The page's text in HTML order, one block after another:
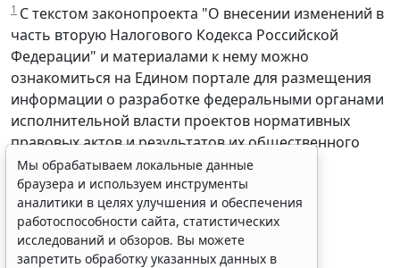
1 С текстом законопроекта "О внесении изменений в
часть вторую Налогового Кодекса Российской
Федерации" и материалами к нему можно
ознакомиться на Едином портале для размещения
информации о разработке федеральными органами
исполнительной власти проектов нормативных
правовых актов и результатов их общественного
обсуждения.
Мы обрабатываем локальные данные
браузера и используем инструменты
аналитики в целях улучшения и обеспечения
работоспособности сайта, статистических
исследований и обзоров. Вы можете
запретить обработку указанных данных в